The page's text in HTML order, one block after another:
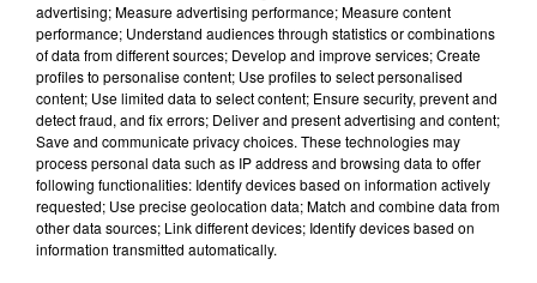
Bélier Taureau Gémeaux
advertising; Measure advertising performance; Measure content
performance; Understand audiences through statistics or combinations
of data from different sources; Develop and improve services; Create
profiles to personalise content; Use profiles to select personalised
content; Use limited data to select content; Ensure security, prevent and
detect fraud, and fix errors; Deliver and present advertising and content;
Save and communicate privacy choices. These technologies may
process personal data such as IP address and browsing data to offer
following functionalities: Identify devices based on information actively
requested; Use precise geolocation data; Match and combine data from
other data sources; Link different devices; Identify devices based on
information transmitted automatically.